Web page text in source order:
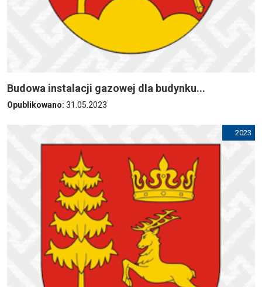
Budowa instalacji gazowej dla budynku...
Opublikowano: 31.05.2023
2023